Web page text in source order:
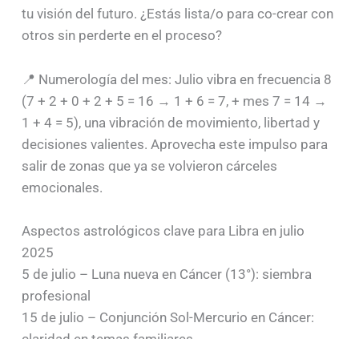
tu visión del futuro. ¿Estás lista/o para co-crear con
otros sin perderte en el proceso?
📍 Numerología del mes: Julio vibra en frecuencia 8
(7 + 2 + 0 + 2 + 5 = 16 → 1 + 6 = 7, + mes 7 = 14 →
1 + 4 = 5), una vibración de movimiento, libertad y
decisiones valientes. Aprovecha este impulso para
salir de zonas que ya se volvieron cárceles
emocionales.
Aspectos astrológicos clave para Libra en julio
2025
5 de julio – Luna nueva en Cáncer (13°): siembra
profesional
15 de julio – Conjunción Sol-Mercurio en Cáncer: